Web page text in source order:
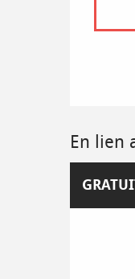
En lien